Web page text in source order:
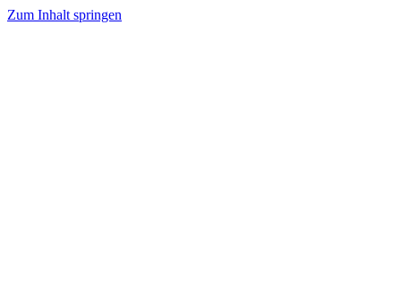
Zum Inhalt springen